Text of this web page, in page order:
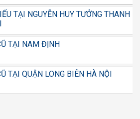
TẠI NGUYỄN HUY TƯỞNG THANH
TẠI NAM ĐỊNH
TẠI QUẬN LONG BIÊN HÀ NỘI